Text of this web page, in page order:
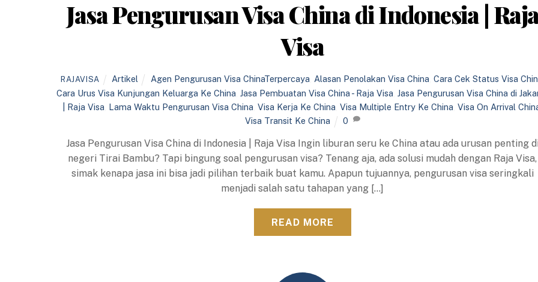
Jasa Pengurusan Visa China di Indonesia |
Visa
RAJAVISA Artikel Agen Pengurusan Visa ChinaTerpercaya Alasan Penolakan Visa China Cara Cek Status Visa
Cara Urus Visa Kunjungan Keluarga Ke China ,Jasa Pembuatan Visa China - Raja Visa ,Jasa Pengurusan Visa China di
| Raja Visa Lama Waktu Pengurusan Visa China ,Visa Kerja Ke China ,Visa Multiple Entry Ke China ,Visa On Arrival
Visa Transit Ke China
0
Jasa Pengurusan Visa China di Indonesia | Raja Visa Ingin liburan seru ke China atau ada urusan penting di
negeri Tirai Bambu? Tapi bingung soal pengurusan visa? Tenang aja, ada solusi mudah dengan Raja Visa,
simak kenapa jasa ini bisa jadi pilihan terbaik buat kamu. Apapun tujuannya, pengurusan visa seringkali
menjadi salah satu tahapan yang […]
READ MORE